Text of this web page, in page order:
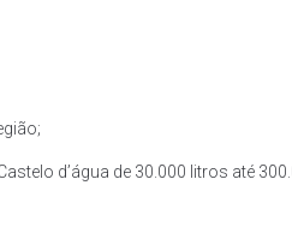
d’água de 30.000 litros até